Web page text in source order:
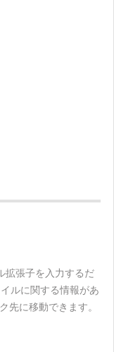
拡張子を入力するだ
ルに関する情報があ
先に移動できます。